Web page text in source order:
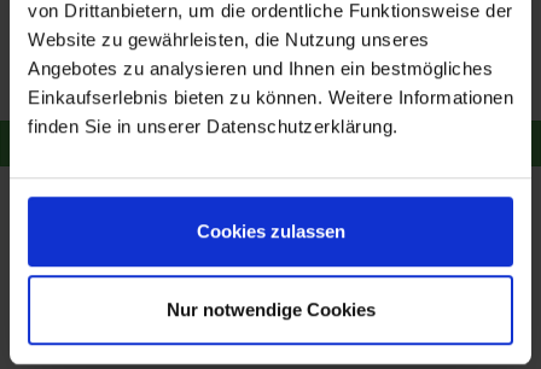
von Drittanbietern, um die ordentliche Funktionsweise der
Website zu gewährleisten, die Nutzung unseres
Angebotes zu analysieren und Ihnen ein bestmögliches
Einkaufserlebnis bieten zu können. Weitere Informationen
finden Sie in unserer Datenschutzerklärung.
Cookies zulassen
Nur notwendige Cookies
Austauschfedern für
Yamaha YZF 600 R6 2006
- 2007
279,00 €
Merken
Austauschfedern für
Yamaha YZF 600 R6 2005
-
279,00 €
Merken
Zum Produkt